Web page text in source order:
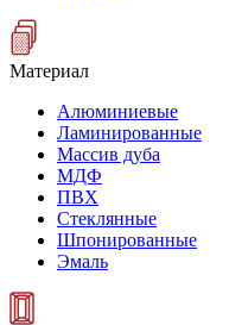
Материал
Алюминиевые
Ламинированные
Массив дуба
МДФ
ПВХ
Стеклянные
Шпонированные
Эмаль